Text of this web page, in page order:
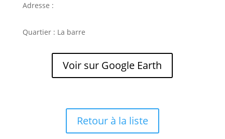
Adresse :
Quartier : La barre
Voir sur Google Earth
Retour à la liste